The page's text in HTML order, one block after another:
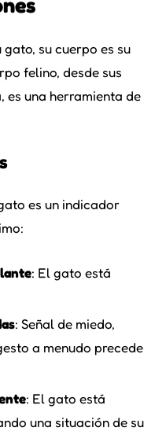
su cuerpo es su
felino, desde sus
es una herramienta de
es un indicador
: El gato está
: Señal de miedo,
a menudo precede
: El gato está
una situación de su